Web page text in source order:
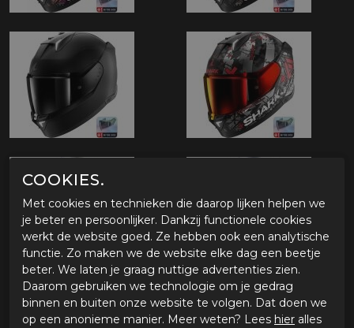
COOKIES.
Met cookies en technieken die daarop lijken helpen we
je beter en persoonlijker. Dankzij functionele cookies
werkt de website goed. Ze hebben ook een analytische
functie. Zo maken we de website elke dag een beetje
beter. We laten je graag nuttige advertenties zien.
Daarom gebruiken we technologie om je gedrag
binnen en buiten onze website te volgen. Dat doen we
op een anonieme manier. Meer weten? Lees hier alles